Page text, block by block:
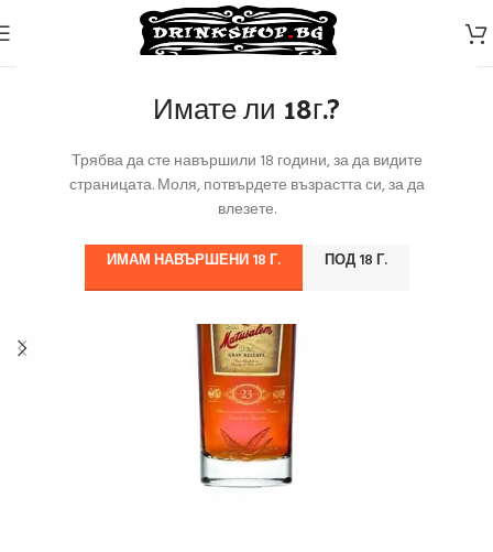
Имате ли 18г.?
Трябва да сте навършили 18 години, за да видите
страницата. Моля, потвърдете възрастта си, за да
влезете.
ИМАМ НАВЪРШЕНИ 18 Г. ПОД 18 Г.